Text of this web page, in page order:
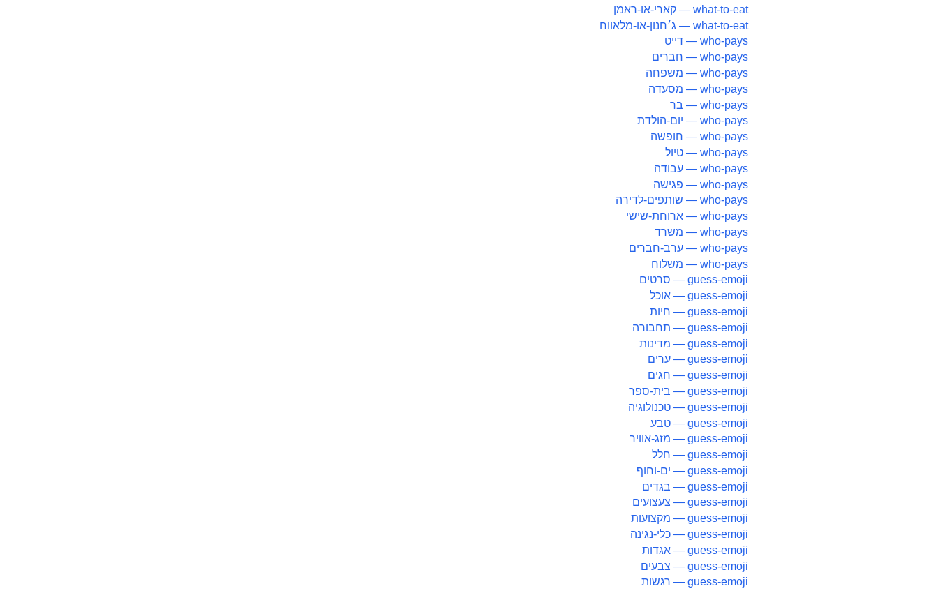
what-to-eat — קארי-או-ראמן
what-to-eat — ג׳חנון-או-מלאווח
who-pays — דייט
who-pays — חברים
who-pays — משפחה
who-pays — מסעדה
who-pays — בר
who-pays — יום-הולדת
who-pays — חופשה
who-pays — טיול
who-pays — עבודה
who-pays — פגישה
who-pays — שותפים-לדירה
who-pays — ארוחת-שישי
who-pays — משרד
who-pays — ערב-חברים
who-pays — משלוח
guess-emoji — סרטים
guess-emoji — אוכל
guess-emoji — חיות
guess-emoji — תחבורה
guess-emoji — מדינות
guess-emoji — ערים
guess-emoji — חגים
guess-emoji — בית-ספר
guess-emoji — טכנולוגיה
guess-emoji — טבע
guess-emoji — מזג-אוויר
guess-emoji — חלל
guess-emoji — ים-וחוף
guess-emoji — בגדים
guess-emoji — צעצועים
guess-emoji — מקצועות
guess-emoji — כלי-נגינה
guess-emoji — אגדות
guess-emoji — צבעים
guess-emoji — רגשות